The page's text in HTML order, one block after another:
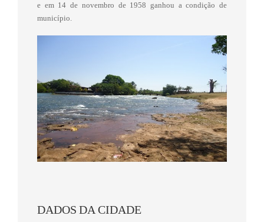
e em 14 de novembro de 1958 ganhou a condição de
município.
DADOS DA CIDADE